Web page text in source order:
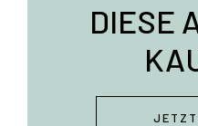
DIESE
JETZT